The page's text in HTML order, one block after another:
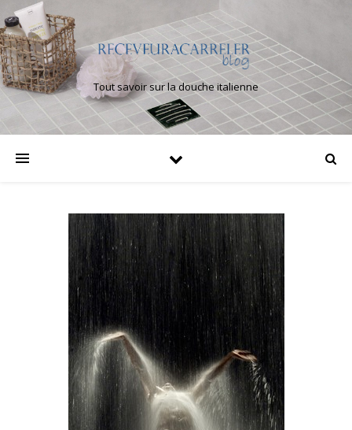
Tout savoir sur la douche italienne